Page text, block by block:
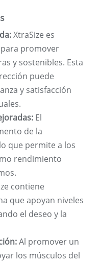
XtraSize es
promover
y sostenibles. Esta
puede
y satisfacción
El
de la
que permite a los
rendimiento
contiene
que apoyan niveles
el deseo y la
Al promover un
los músculos del